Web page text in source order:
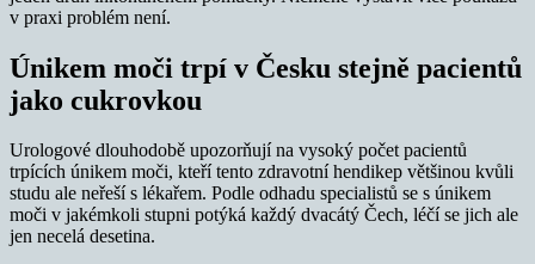
v praxi problém není.
Únikem moči trpí v Česku stejně pacientů
jako cukrovkou
Urologové dlouhodobě upozorňují na vysoký počet pacientů
trpících únikem moči, kteří tento zdravotní hendikep většinou kvůli
studu ale neřeší s lékařem. Podle odhadu specialistů se s únikem
moči v jakémkoli stupni potýká každý dvacátý Čech, léčí se jich ale
jen necelá desetina.